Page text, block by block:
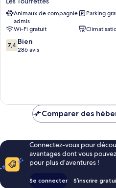
Montélimar
Nord
Les
Tourrettes
Animaux de compagnie
admis
Parking
Wi-Fi gratuit
7.4
sur
7,4 Bien
286 avis
Comparer des
Connectez-vous pour
avantages dont vous
pour plus d’aventures !
Se connecter S’inscrire